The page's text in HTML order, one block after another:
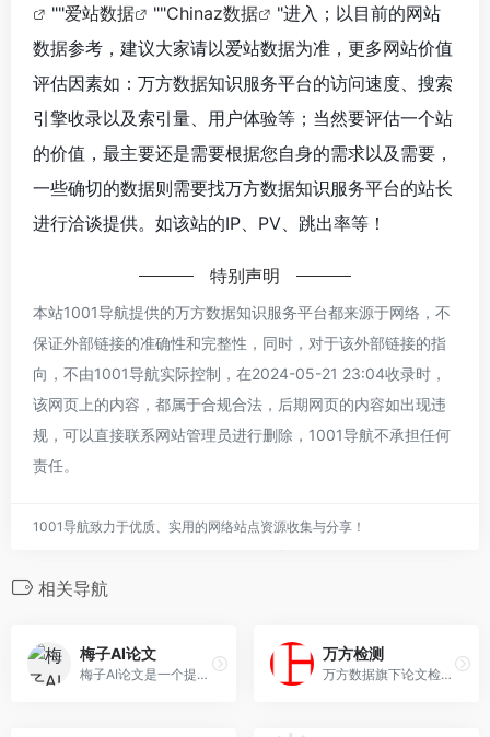
""爱站数据 ""Chinaz数据
"进入；以目前的网站
数据参考，建议大家请以爱站数据为准，更多网站价值
评估因素如：万方数据知识服务平台的访问速度、搜索
引擎收录以及索引量、用户体验等；当然要评估一个站
的价值，最主要还是需要根据您自身的需求以及需要，
一些确切的数据则需要找万方数据知识服务平台的站长
进行洽谈提供。如该站的IP、PV、跳出率等！
特别声明
本站1001导航提供的万方数据知识服务平台都来源于网络，不
保证外部链接的准确性和完整性，同时，对于该外部链接的指
向，不由1001导航实际控制，在2024-05-21 23:04收录时，
该网页上的内容，都属于合规合法，后期网页的内容如出现违
规，可以直接联系网站管理员进行删除，1001导航不承担任何
责任。
1001导航致力于优质、实用的网络站点资源收集与分享！
相关导航
‌梅子AI论文‌
‌梅子AI论文‌是一个提供AI写...
万方检测
万方数据旗下论文检测——最严谨、科学的论文相似性检测系统。提供论文查重、论文抄袭检测、学术不端甄别。